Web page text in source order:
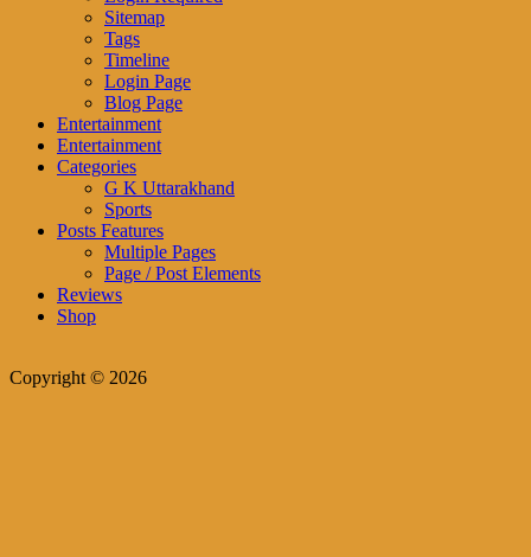
Sitemap
Tags
Timeline
Login Page
Blog Page
Entertainment
Entertainment
Categories
G K Uttarakhand
Sports
Posts Features
Multiple Pages
Page / Post Elements
Reviews
Shop
Copyright © 2026